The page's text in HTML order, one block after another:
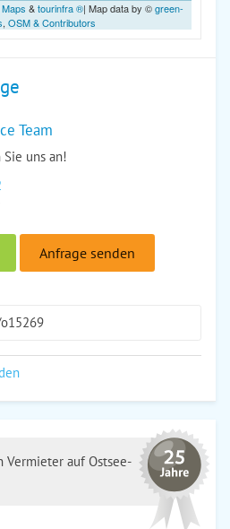
&tourinfra ®| Map data by ©green-
, OSM & Contributors
Team
Sie uns an!
Anfrage senden
Vermieter auf Ostsee-